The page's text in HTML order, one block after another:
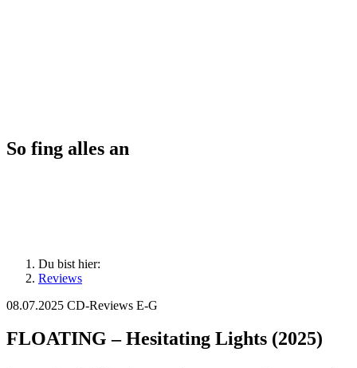
So fing alles an
Du bist hier:
Reviews
08.07.2025 CD-Reviews E-G
FLOATING – Hesitating Lights (2025)